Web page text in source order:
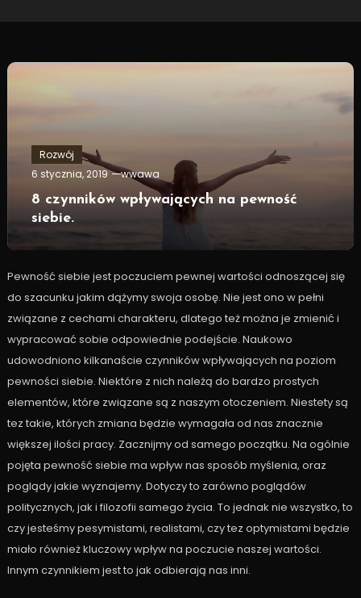
Rozwój
6 stycznia, 2019
wwawa
8 czynników wpływających na pewność
siebie.
Pewność siebie jest poczuciem pewnej wartości odnoszącej się
do szacunku jakim dążymy swoja osobę. Nie jest ono w pełni
związane z cechami charakteru, dlatego też można je zmienić i
wypracować sobie odpowiednie podejście. Naukowo
udowodniono kilkanaście czynników wpływających na poziom
pewności siebie. Niektóre z nich należą do bardzo prostych
elementów, które związane są z naszym otoczeniem. Niestety są
tez takie, których zmiana będzie wymagała od nas znacznie
większej ilości pracy. Zacznijmy od samego początku. Na ogólnie
pojęta pewność siebie ma wpływ nas sposób myślenia, oraz
poglądy jakie wyznajemy. Dotyczy to zarówno poglądów
politycznych, jak i filozofii samego życia. To jednak nie wszystko, to
czy jesteśmy pesymistami, realistami, czy tez optymistami będzie
miało również kluczowy wpływ na poczucie naszej wartości.
Innym czynnikiem jest to jak odbierają nas inni.